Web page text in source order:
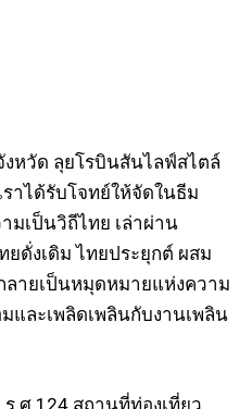
งหวัด ลุยโรบินสันไลฟ์สไตล์
ราได้รับโจทย์ให้จัดในธีม
มเป็นวิถีไทย เล่าผ่าน
ดั่งเดิม ไทยประยุกต์ ผสม
ลายเป็นหมุดหมายแห่งความ
ละเพลิดเพลินกับงานเพลิน
.ศ.124 สถานที่ท่องเที่ยว